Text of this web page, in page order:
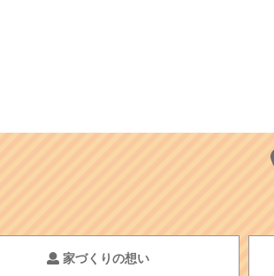
家づくりの想い